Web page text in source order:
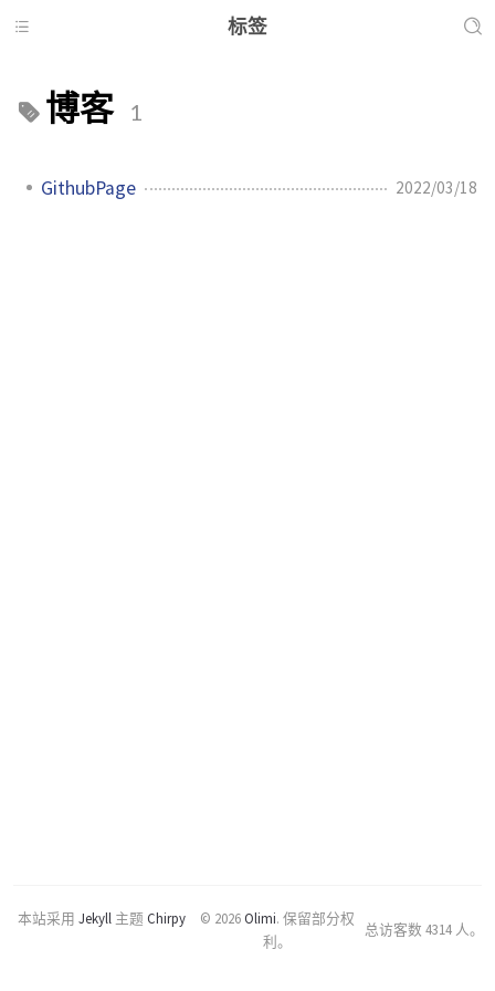
标签
博客 1
GithubPage 2022/03/18
本站采用 Jekyll 主题 Chirpy © 2026Olimi. 保留部分权
利。
总访客数 4314 人。